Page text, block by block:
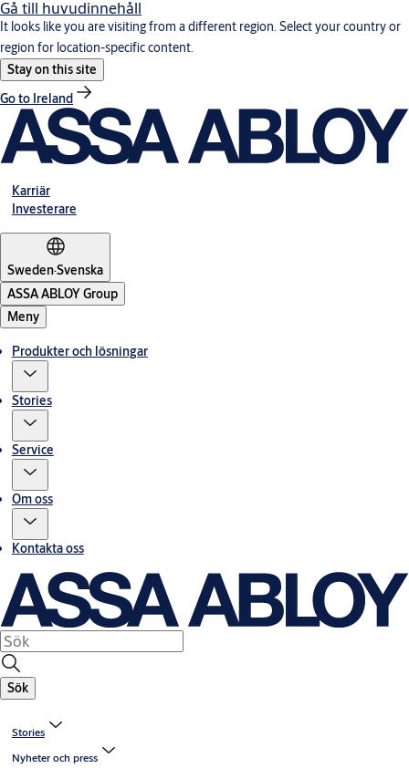
Gå till huvudinnehåll
It looks like you are visiting from a different region. Select your country or
region for location-specific content.
Stay on this site
Go to Ireland
Karriär
Investerare
Sweden·Svenska
ASSA ABLOY Group
Meny
Produkter och lösningar
Stories
Service
Om oss
Kontakta oss
Sök
Stories
Nyheter och press